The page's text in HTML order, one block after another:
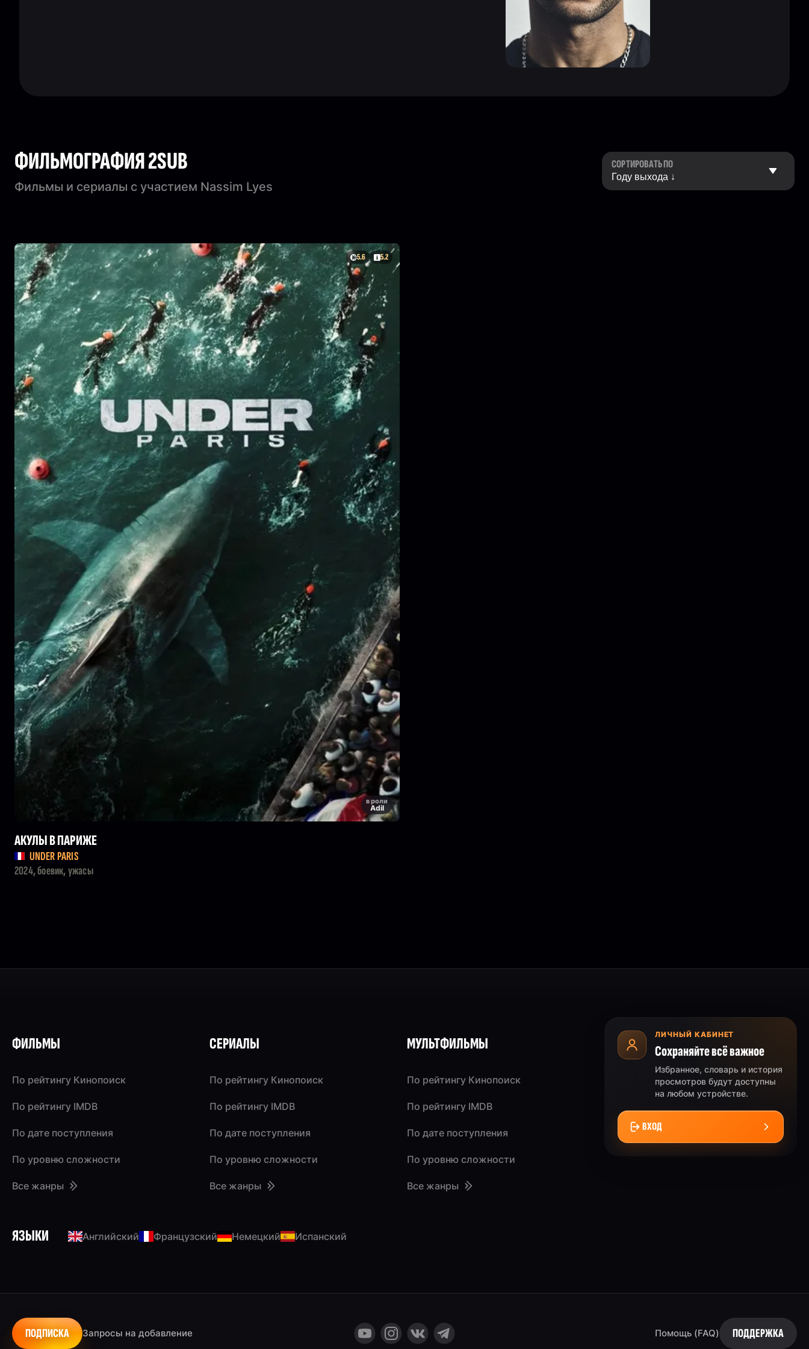
ФИЛЬМОГРАФИЯ 2SUB
Фильмы и сериалы с участием Nassim Lyes
СОРТИРОВАТЬ ПО
5.6 5.2
в роли
Adil
АКУЛЫ В ПАРИЖЕ
UNDER PARIS
2024, боевик, ужасы
ЯЗЫКИ Английский Французский Немецкий Испанский
ФИЛЬМЫ
По рейтингу Кинопоиск
По рейтингу IMDB
По дате поступления
По уровню сложности
Все жанры
СЕРИАЛЫ
По рейтингу Кинопоиск
По рейтингу IMDB
По дате поступления
По уровню сложности
Все жанры
МУЛЬТФИЛЬМЫ
По рейтингу Кинопоиск
По рейтингу IMDB
По дате поступления
По уровню сложности
Все жанры
ЛИЧНЫЙ КАБИНЕТ
Сохраняйте всё важное
Избранное, словарь и история
просмотров будут доступны
на любом устройстве.
ВХОД
Запросы на добавление
ПОДПИСКА Помощь (FAQ) ПОДДЕРЖКА